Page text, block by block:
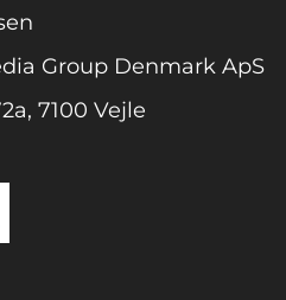
Group Denmark ApS
7100 Vejle